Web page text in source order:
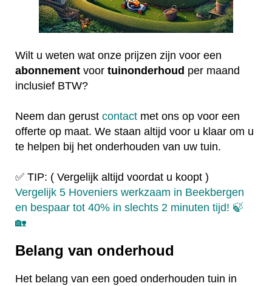
Wilt u weten wat onze prijzen zijn voor een
abonnement voor tuinonderhoud per maand
inclusief BTW?
Neem dan gerust contact met ons op voor een
offerte op maat. We staan altijd voor u klaar om u
te helpen bij het onderhouden van uw tuin.
✅ TIP: ( Vergelijk altijd voordat u koopt )
Vergelijk 5 Hoveniers werkzaam in Beekbergen
en bespaar tot 40% in slechts 2 minuten tijd! 🍃
🏡
Belang van onderhoud
Het belang van een goed onderhouden tuin in